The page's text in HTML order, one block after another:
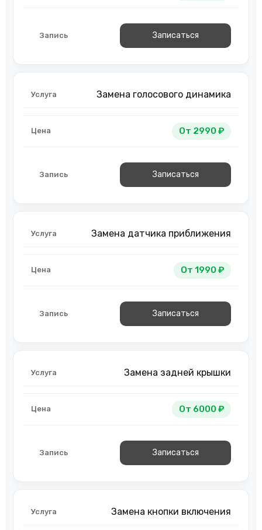
Записаться
Замена голосового динамика
От 2990 ₽
Записаться
Замена датчика приближения
От 1990 ₽
Записаться
Замена задней крышки
От 6000 ₽
Записаться
Замена кнопки включения